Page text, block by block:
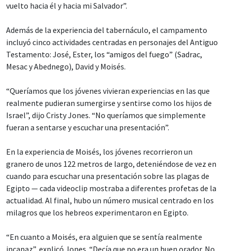
vuelto hacia él y hacia mi Salvador”.
Además de la experiencia del tabernáculo, el campamento
incluyó cinco actividades centradas en personajes del Antiguo
Testamento: José, Ester, los “amigos del fuego” (Sadrac,
Mesac y Abednego), David y Moisés.
“Queríamos que los jóvenes vivieran experiencias en las que
realmente pudieran sumergirse y sentirse como los hijos de
Israel”, dijo Cristy Jones. “No queríamos que simplemente
fueran a sentarse y escuchar una presentación”.
En la experiencia de Moisés, los jóvenes recorrieron un
granero de unos 122 metros de largo, deteniéndose de vez en
cuando para escuchar una presentación sobre las plagas de
Egipto — cada videoclip mostraba a diferentes profetas de la
actualidad. Al final, hubo un número musical centrado en los
milagros que los hebreos experimentaron en Egipto.
“En cuanto a Moisés, era alguien que se sentía realmente